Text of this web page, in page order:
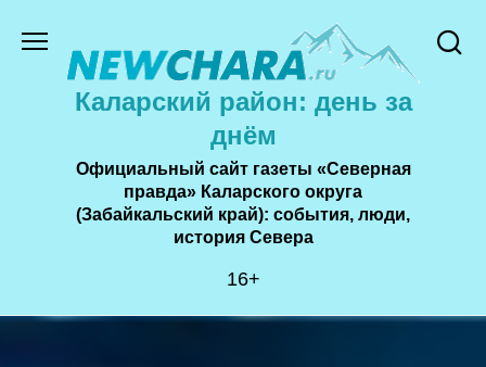
содержанию
Каларский район: день за
днём
Официальный сайт газеты «Северная
правда» Каларского округа
(Забайкальский край): события, люди,
история Cевера
16+